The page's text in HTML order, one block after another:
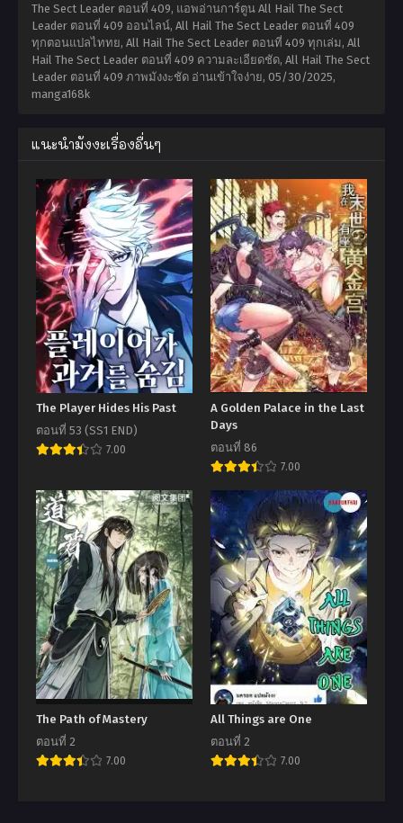
The Sect Leader ตอนที่ 409, แอพอ่านการ์ตูน All Hail The Sect
Leader ตอนที่ 409 ออนไลน์, All Hail The Sect Leader ตอนที่ 409
ทุกตอนแปลไททย, All Hail The Sect Leader ตอนที่ 409 ทุกเล่ม, All
Hail The Sect Leader ตอนที่ 409 ความละเอียดชัด, All Hail The Sect
Leader ตอนที่ 409 ภาพมังงะชัด อ่านเข้าใจง่าย, 05/30/2025,
manga168k
แนะนำมังงะเรื่องอื่นๆ
The Player Hides His Past
ตอนที่ 53 (SS1 END)
7.00
A Golden Palace in the Last
Days
ตอนที่ 86
7.00
The Path of Mastery
ตอนที่ 2
7.00
All Things are One
ตอนที่ 2
7.00